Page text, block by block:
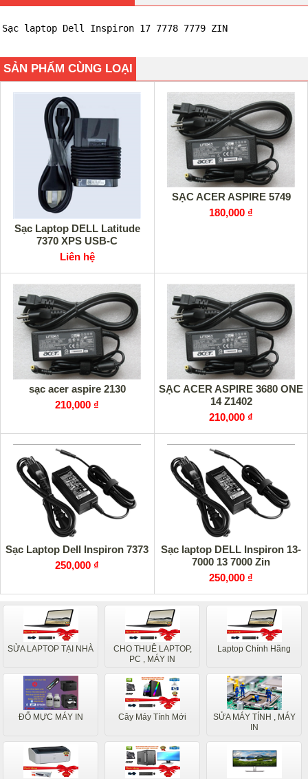
Sạc laptop Dell Inspiron 17 7778 7779 ZIN
SẢN PHẨM CÙNG LOẠI
Sạc Laptop DELL Latitude
7370 XPS USB-C
Liên hệ
SẠC ACER ASPIRE 5749
180,000 ₫
sạc acer aspire 2130
210,000 ₫
SẠC ACER ASPIRE 3680 ONE
14 Z1402
210,000 ₫
Sạc Laptop Dell Inspiron 7373
250,000 ₫
Sạc laptop DELL Inspiron 13-
7000 13 7000 Zin
250,000 ₫
SỬA LAPTOP TẠI NHÀ
CHO THUÊ LAPTOP,
PC , MÁY IN
Laptop Chính Hãng
ĐỔ MỰC MÁY IN Cây Máy Tính Mới
SỬA MÁY TÍNH , MÁY
IN